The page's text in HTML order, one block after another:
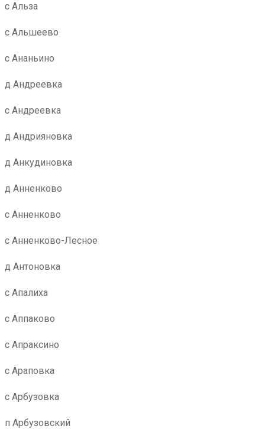
с Альза
с Альшеево
с Ананьино
д Андреевка
с Андреевка
д Андрияновка
д Анкудиновка
д Анненково
с Анненково
с Анненково-Лесное
д Антоновка
с Апалиха
с Аппаково
с Апраксино
с Араповка
с Арбузовка
п Арбузовский